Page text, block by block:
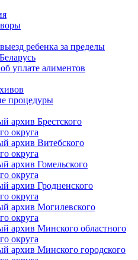
ребенка за пределы
уплате алиментов
процедуры
архив Брестского
округа
архив Витебского
округа
архив Гомельского
округа
архив Гродненского
округа
архив Могилевского
округа
архив Минского областного
округа
архив Минского городского